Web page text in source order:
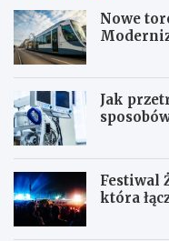
Nowe
Jak
Festiwal
która